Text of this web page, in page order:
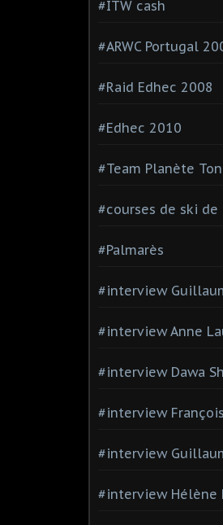
#ITW cash
#ARWC Portugal
#Raid Edhec 2008
#Edhec 2010
#Team Planète
#courses de ski de
#Palmarès
#interview
#interview Anne
#interview Dawa
#interview
#interview
#interview Hélène